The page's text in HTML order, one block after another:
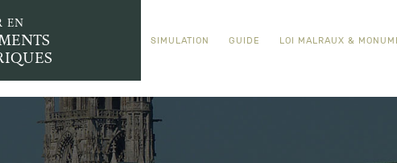
EN
SIMULATION GUIDE LOI MALRAUX &